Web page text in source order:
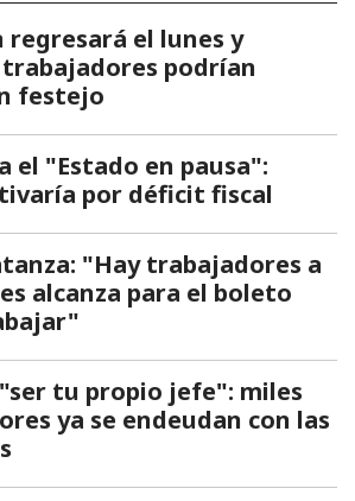
regresará el lunes y
podrían
festejo
el "Estado en pausa":
por déficit fiscal
"Hay trabajadores a
alcanza para el boleto
tu propio jefe": miles
ya se endeudan con las